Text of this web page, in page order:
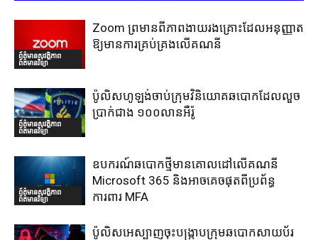
ព័ត៌មានសុវត្ថិភាព
ព័ត៌មានវិទ្យា
Zoom ព្រមានពីភាពងាយរងគ្រោះដែលអនុញ្ញាត
ឱ្យមានការគ្រប់គ្រងលើគណនី
ព័ត៌មានសុវត្ថិភាព
ព័ត៌មានវិទ្យា
ប៉ូលិសហូឡង់ចាប់ក្រុមវិនិយោគឆបោកដែលលួច
ប្រាក់ជាង ១០០លានអឺរ៉ូ
ព័ត៌មានសុវត្ថិភាព
ព័ត៌មានវិទ្យា
ឧបករណ៍ឆបោកថ្មីមានគោលដៅលើគណនី
Microsoft 365 និងអាចគេចផុតពីប្រព័ន្ធ
ការពារ MFA
ប៉ូលិសអេស្បាញចុះបង្រ្កាបក្រុមឆបោកសាយប័រ